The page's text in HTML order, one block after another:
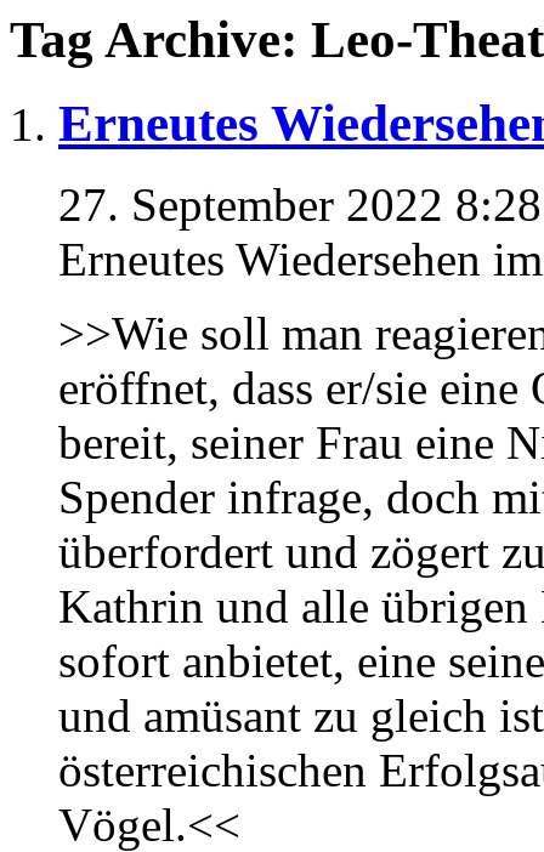
Tag Archive: Leo-
Erneutes
27. September 2022 8:28
Erneutes Wiedersehen
>>Wie soll man
eröffnet, dass er/sie
bereit, seiner Frau eine
Spender infrage, doch
überfordert und zögert
Kathrin und alle
sofort anbietet, eine
und amüsant zu gleich
österreichischen
Vögel.<<